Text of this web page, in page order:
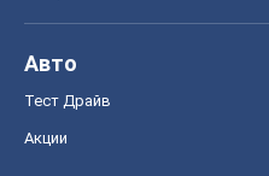
Авто
Тест Драйв
Акции